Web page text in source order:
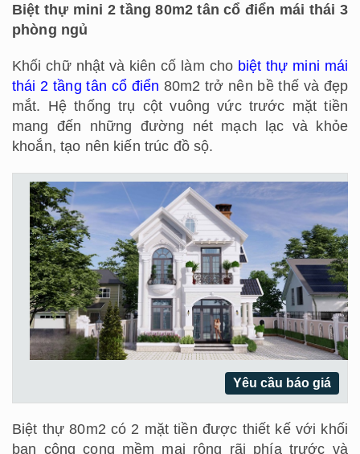
Biệt thự mini 2 tầng 80m2 tân cổ điển mái thái 3
phòng ngủ
Khối chữ nhật và kiên cố làm cho biệt thự mini mái
thái 2 tầng tân cổ điển 80m2 trở nên bề thế và đẹp
mắt. Hệ thống trụ cột vuông vức trước mặt tiền
mang đến những đường nét mạch lạc và khỏe
khoắn, tạo nên kiến trúc đồ sộ.
Yêu cầu báo giá
Biệt thự 80m2 có 2 mặt tiền được thiết kế với khối
ban công cong mềm mại rộng rãi phía trước và